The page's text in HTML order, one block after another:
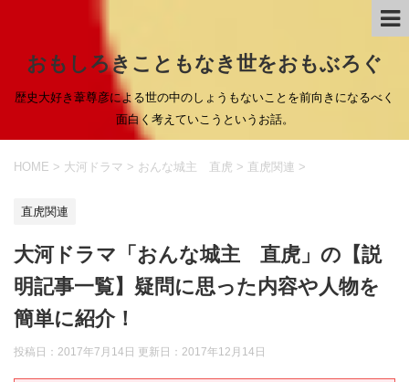
おもしろきこともなき世をおもぶろぐ
歴史大好き葦尊彦による世の中のしょうもないことを前向きになるべく
面白く考えていこうというお話。
HOME > 大河ドラマ > おんな城主 直虎 > 直虎関連 >
直虎関連
大河ドラマ「おんな城主 直虎」の【説
明記事一覧】疑問に思った内容や人物を
簡単に紹介！
投稿日：2017年7月14日 更新日： 2017年12月14日